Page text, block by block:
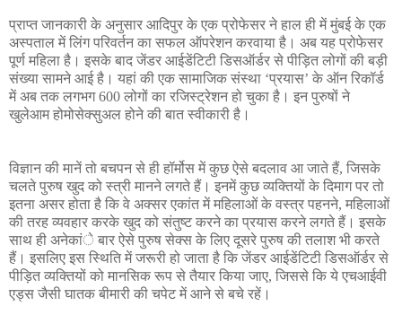
प्राप्त जानकारी के अनुसार आदिपुर के एक प्रोफेसर ने हाल ही में मुंबई के एक
अस्पताल में लिंग परिवर्तन का सफल ऑपरेशन करवाया है। अब यह प्रोफेसर
पूर्ण महिला है। इसके बाद जेंडर आईडेंटिटी डिसऑर्डर से पीड़ित लोगों की बड़ी
संख्या सामने आई है। यहां की एक सामाजिक संस्था ‘प्रयास’ के ऑन रिकॉर्ड
में अब तक लगभग 600 लोगों का रजिस्ट्रेशन हो चुका है। इन पुरुषों ने
खुलेआम होमोसेक्सुअल होने की बात स्वीकारी है।
विज्ञान की मानें तो बचपन से ही हॉर्मोस में कुछ ऐसे बदलाव आ जाते हैं, जिसके
चलते पुरुष खुद को स्त्री मानने लगते हैं। इनमें कुछ व्यक्तियों के दिमाग पर तो
इतना असर होता है कि वे अक्सर एकांत में महिलाओं के वस्त्र पहनने, महिलाओं
की तरह व्यवहार करके खुद को संतुष्ट करने का प्रयास करने लगते हैं। इसके
साथ ही अनेकांे बार ऐसे पुरुष सेक्स के लिए दूसरे पुरुष की तलाश भी करते
हैं। इसलिए इस स्थिति में जरूरी हो जाता है कि जेंडर आईडेंटिटी डिसऑर्डर से
पीड़ित व्यक्तियों को मानसिक रूप से तैयार किया जाए, जिससे कि ये एचआईवी
एड्स जैसी घातक बीमारी की चपेट में आने से बचे रहें।